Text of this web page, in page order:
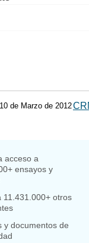
10 de Marzo de 2012
acceso a
ensayos y
11.431.000+ otros
y documentos de